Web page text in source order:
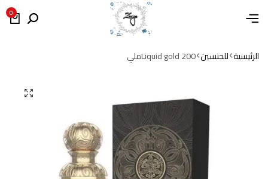
0
الرئيسية للجنسين Liquid gold 200ملي